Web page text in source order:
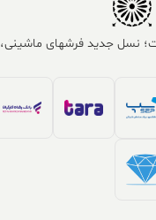
نسل جدید فرشهای ماشینی،